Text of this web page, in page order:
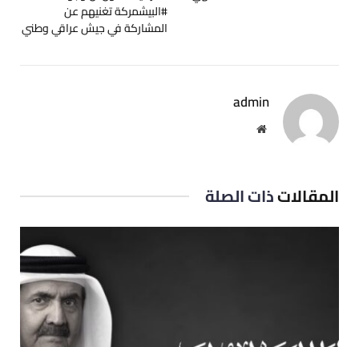
#البيشمركة تغنيهم عن
المشاركة في جيش عراقي وطني
admin
موقع
المقالاتذات الصلة